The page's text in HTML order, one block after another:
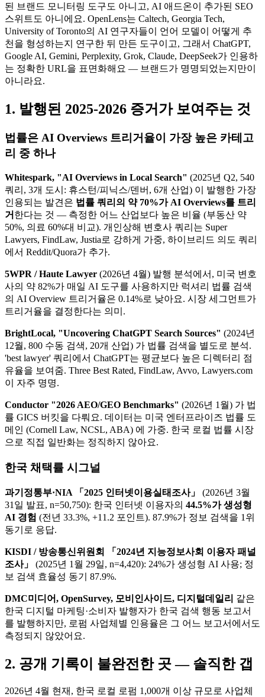
된 브랜드 모니터링 도구도 아니고, AI 애드온이 추가된 SEO
스위트도 아니에요. OpenLens는 Caltech, Georgia Tech,
University of Toronto의 AI 연구자들이 언어 모델이 어떻게 추
천을 형성하는지 연구한 뒤 만든 도구이고, 그래서 ChatGPT,
Google AI, Gemini, Perplexity, Grok, Claude, DeepSeek가 인용하
는 정확한 URL을 표면화해요 — 브랜드가 명명되었는지만이
아니라요.
1. 발행된 2025-2026 증거가 보여주는 것
법률은 AI Overviews 트리거율이 가장 높은 카테고
리 중 하나
Whitespark, "AI Overviews in Local Search" (2025년 Q2, 540
쿼리, 3개 도시: 휴스턴/피닉스/덴버, 6개 산업) 이 발행한 가장
인용되는 발견은 법률 쿼리의 약 70%가 AI Overviews를 트리
거 한다는 것 — 측정한 어느 산업보다 높은 비율 (부동산 약
50%, 의료 60%대 비교). 개인상해 변호사 쿼리는 Super
Lawyers, FindLaw, Justia로 강하게 가중, 하이브리드 의도 쿼리
에서 Reddit/Quora가 추가.
5WPR / Haute Lawyer (2026년 4월) 발행 분석에서, 미국 변호
사의 약 82%가 매일 AI 도구를 사용하지만 럭셔리 법률 검색
의 AI Overview 트리거율은 0.14%로 낮아요. 시장 세그먼트가
트리거율을 결정한다는 의미.
BrightLocal, "Uncovering ChatGPT Search Sources" (2024년
12월, 800 수동 검색, 20개 산업) 가 법률 검색을 별도로 분석.
'best lawyer' 쿼리에서 ChatGPT는 평균보다 높은 디렉터리 점
유율을 보여줌. Three Best Rated, FindLaw, Avvo, Lawyers.com
이 자주 명명.
Conductor "2026 AEO/GEO Benchmarks" (2026년 1월) 가 법
률 GICS 버킷을 다뤄요. 데이터는 미국 엔터프라이즈 법률 도
메인 (Cornell Law, NCSL, ABA) 에 가중. 한국 로컬 법률 시장
으로 직접 일반화는 정직하지 않아요.
한국 채택률 시그널
과기정통부·NIA 「2025 인터넷이용실태조사」
(2026년 3월
31일 발표, n=50,750): 한국 인터넷 이용자의 44.5%가 생성형
AI 경험 (전년 33.3%, +11.2 포인트). 87.9%가 정보 검색을 1위
동기로 응답.
KISDI / 방송통신위원회 「2024년 지능정보사회 이용자 패널
조사」
(2025년 1월 29일, n=4,420): 24%가 생성형 AI 사용; 정
보 검색 효율성 동기 87.9%.
DMC미디어, OpenSurvey, 모비인사이드, 디지털데일리 같은
한국 디지털 마케팅·소비자 발행자가 한국 검색 행동 보고서
를 발행하지만, 로펌 사업체별 인용율은 그 어느 보고서에서도
측정되지 않았어요.
2. 공개 기록이 불완전한 곳 — 솔직한 갭
2026년 4월 현재, 한국 로컬 로펌 1,000개 이상 규모로 사업체